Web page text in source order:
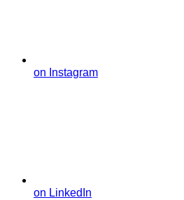
on Instagram
on LinkedIn